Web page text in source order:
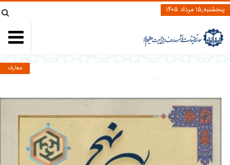
پنجشنبه,۱۵ مرداد ۱۴۰۵
معارف